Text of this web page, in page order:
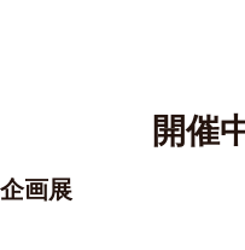
利用案内
開催
企画展